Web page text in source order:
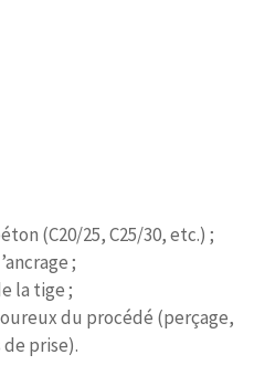
(C20/25, C25/30, etc.) ;
;
la tige ;
du procédé (perçage,
prise).